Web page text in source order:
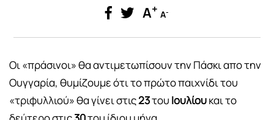
A+ A-
Οι «πράσινοι» θα αντιμετωπίσουν την Πάσκι απο την
Ουγγαρία, θυμίζουμε ότι το πρώτο παιχνίδι του
«τριφυλλιού» θα γίνει στις23του Ιουλίουκαι το